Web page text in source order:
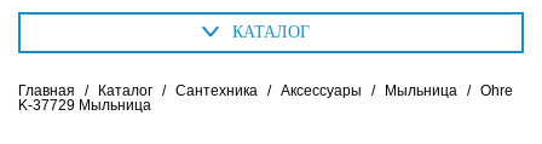
КАТАЛОГ
Главная / Каталог / Сантехника / Аксессуары / Мыльница / Ohre
K-37729 Мыльница